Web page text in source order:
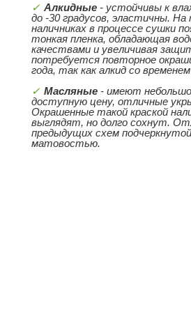
Алкидные - устойчивы к
до -30 градусов, эластичны.
наличниках в процессе сушки
тонкая пленка, обладающая
качествами и увеличивая
потребуется повторное
года, так как алкид со
Масляные - имеют
доступную цену, отличные
Окрашенные такой краской
выглядят, но долго сохнут.
предыдущих схем
матовостью.